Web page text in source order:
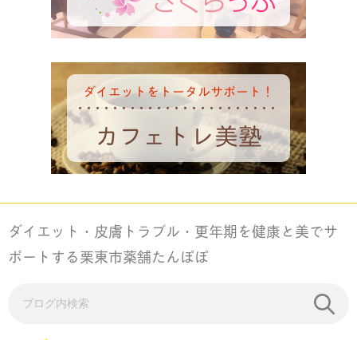
ダイエット・皮膚トラブル・更年期を健康と美でサ
ポートする栗東市薬舗たんぽぽ